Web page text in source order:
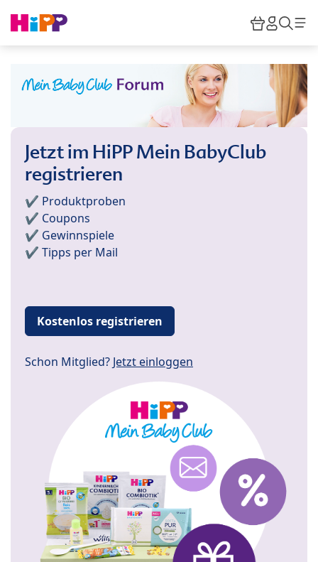
HiPP
Jetzt im HiPP Mein BabyClub
registrieren
✔️ Produktproben
✔️ Coupons
✔️ Gewinnspiele
✔️ Tipps per Mail
Kostenlos registrieren
Schon Mitglied? Jetzt einloggen